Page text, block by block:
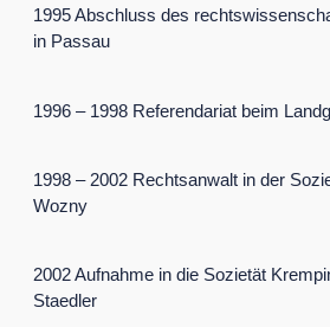
1995 Abschluss des
in Passau
1996 – 1998 Referendariat beim
1998 – 2002 Rechtsanwalt in der
Wozny
2002 Aufnahme in die Sozietät
Staedler